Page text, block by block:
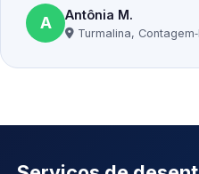
A Antônia M.
Turmalina,